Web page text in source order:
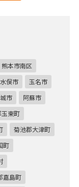
熊本市南区
水俣市
玉名市
市
阿蘇市
玉東町
菊池郡大津町
町
嘉島町